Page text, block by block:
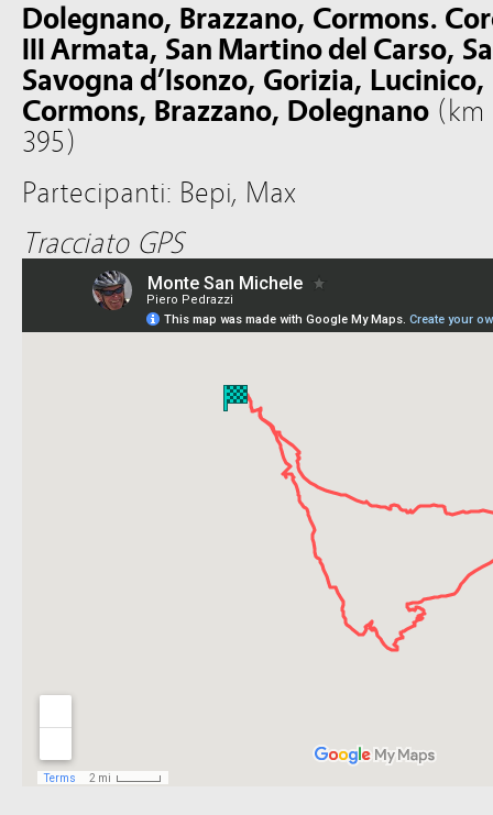
Dolegnano, Brazzano, Cormons.
III Armata, San Martino del Carso,
Savogna d’Isonzo, Gorizia,
Cormons, Brazzano, Dolegnano (km
395)
Partecipanti: Bepi, Max
Tracciato GPS